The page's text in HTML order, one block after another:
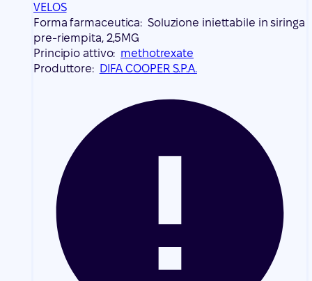
VELOS
Forma farmaceutica: Soluzione iniettabile in siringa
pre-riempita, 2,5MG
Principio attivo: methotrexate
Produttore: DIFA COOPER S.P.A.